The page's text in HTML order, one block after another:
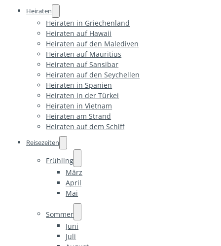
Heiraten
Heiraten in Griechenland
Heiraten auf Hawaii
Heiraten auf den Malediven
Heiraten auf Mauritius
Heiraten auf Sansibar
Heiraten auf den Seychellen
Heiraten in Spanien
Heiraten in der Türkei
Heiraten in Vietnam
Heiraten am Strand
Heiraten auf dem Schiff
Reisezeiten
Frühling
März
April
Mai
Sommer
Juni
Juli